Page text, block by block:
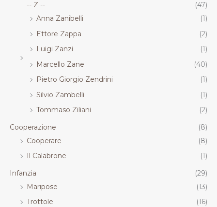
-- Z --
(47)
Anna Zanibelli
(1)
Ettore Zappa
(2)
Luigi Zanzi
(1)
Marcello Zane
(40)
Pietro Giorgio Zendrini
(1)
Silvio Zambelli
(1)
Tommaso Ziliani
(2)
Cooperazione
(8)
Cooperare
(8)
Il Calabrone
(1)
Infanzia
(29)
Maripose
(13)
Trottole
(16)